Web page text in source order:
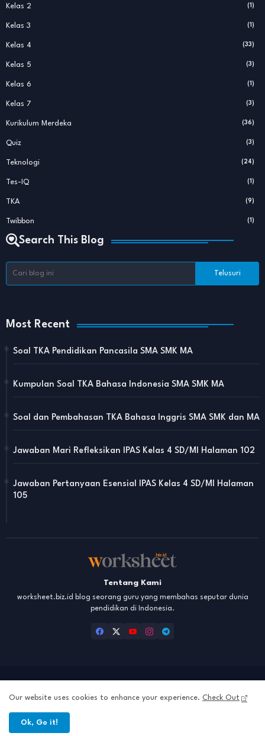
Kelas 2 (1)
Kelas 3 (1)
Kelas 4 (33)
Kelas 5 (3)
Kelas 6 (1)
Kelas 7 (3)
Kurikulum Merdeka (36)
Quiz (3)
Teknologi (24)
Tes-IQ (1)
TKA (9)
Twibbon (1)
Search This Blog
Most Recent
Soal TKA Pendidikan Pancasila SMA SMK MA
Kumpulan Soal TKA Bahasa Indonesia SMA SMK MA
Soal dan Pembahasan TKA Bahasa Inggris SMA SMK dan MA
Jawaban Mari Refleksikan IPAS Kelas 4 SD/MI Halaman 102
Jawaban Pertanyaan Esensial IPAS Kelas 4 SD/MI Halaman
105
Tentang Kami
worksheet.biz.id blog seorang guru yang membahas seputar dunia
pendidikan di Indonesia.
Privacy Policy
Our website uses cookies to enhance your experience. Check Out
Ok, Go it!